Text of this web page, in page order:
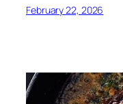
February 22, 2026